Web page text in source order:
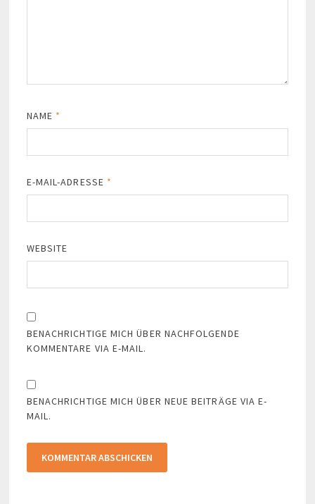
NAME *
E-MAIL-ADRESSE *
WEBSITE
BENACHRICHTIGE MICH ÜBER NACHFOLGENDE
KOMMENTARE VIA E-MAIL.
BENACHRICHTIGE MICH ÜBER NEUE BEITRÄGE VIA E-
MAIL.